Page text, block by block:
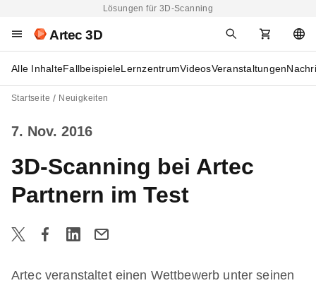
Lösungen für 3D-Scanning
Artec 3D
Alle InhalteFallbeispieleLernzentrumVideosVeranstaltungen
Startseite Neuigkeiten
7. Nov. 2016
3D-Scanning bei Artec
Partnern im Test
Artec veranstaltet einen Wettbewerb unter seinen